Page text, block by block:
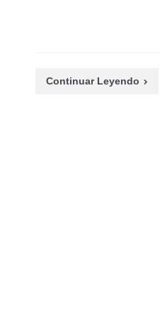
Continuar Leyendo